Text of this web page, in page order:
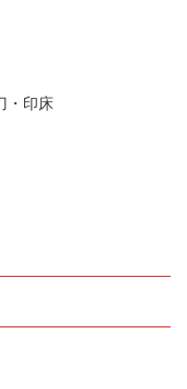
・印床